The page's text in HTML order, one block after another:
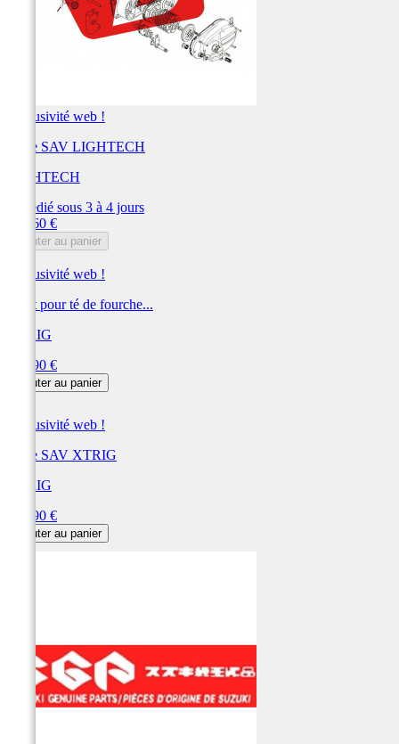
Exclusivité web !
Pièce SAV LIGHTECH
LIGHTECH
Expédié sous 3 à 4 jours
129,60 €
Ajouter au panier
Exclusivité web !
Pivot pour té de fourche...
XTRIG
122,90 €
Ajouter au panier
Exclusivité web !
Pièce SAV XTRIG
XTRIG
122,90 €
Ajouter au panier